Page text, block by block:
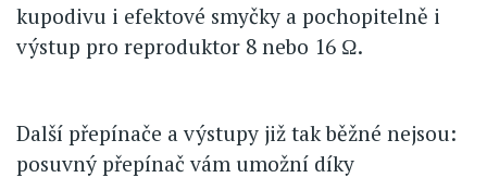
kupodivu i efektové smyčky a pochopitelně i
výstup pro reproduktor 8 nebo 16 Ω.
Další přepínače a výstupy již tak běžné nejsou:
posuvný přepínač vám umožní díky